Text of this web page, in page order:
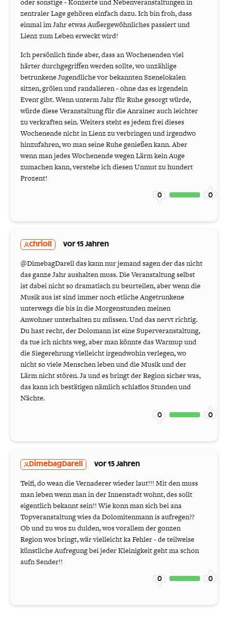
oder sonstige - Konzerte und Nebenveranstaltungen in
zentraler Lage gehören einfach dazu. Ich bin froh, dass
einmal im Jahr etwas Außergewöhnliches passiert und
Lienz zum Leben erweckt wird!
Ich persönlich finde aber, dass an Wochenenden viel
härter durchgegriffen werden sollte, wo unzählige
betrunkene Jugendliche vor bekannten Szenelokalen
sitzen, grölen und randalieren - ohne das es irgendein
Event gibt. Wenn unterm Jahr für Ruhe gesorgt würde,
würde diese Veranstaltung für die Anrainer auch leichter
zu verkraften sein. Weiters steht es jedem frei dieses
Wochenende nicht in Lienz zu verbringen und irgendwo
hinzufahren, wo man seine Ruhe genießen kann. Aber
wenn man jedes Wochenende wegen Lärm kein Auge
zumachen kann, verstehe ich diesen Unmut zu hundert
Prozent!
0 0
chrioll vor 15 Jahren
@DimebagDarell das kann nur jemand sagen der das nicht
das ganze Jahr aushalten muss. Die Veranstaltung selbst
ist dabei nicht so dramatisch zu beurteilen, aber wenn die
Musik aus ist sind immer noch etliche Angetrunkene
unterwegs die bis in die Morgenstunden meinen
Anwohner unterhalten zu müssen. Und das nervt richtig.
Du hast recht, der Dolomann ist eine Superveranstaltung,
da tue ich nichts weg, aber man könnte das Warmup und
die Siegerehrung vielleicht irgendwohin verlegen, wo
nicht so viele Menschen leben und die Musik und der
Lärm nicht stören. Ja und es bringt der Region sicher was,
das kann ich bestätigen nämlich schlaflos Stunden und
Nächte.
0 0
DimebagDarell vor 15 Jahren
Teifl, do wean die Vernaderer wieder laut!!! Mit den muss
man leben wenn man in der Innenstadt wohnt, des sollt
eigentlich bekannt sein!! Wie konn man sich bei ana
Topveranstaltung wies da Dolomitenmann is aufregen??
Ob und zu wos zu dulden, wos vorallem der gonzen
Region wos bringt, wär vielleicht ka Fehler - de teilweise
künstliche Aufregung bei jeder Kleinigkeit geht ma schon
aufn Sender!!
0 0